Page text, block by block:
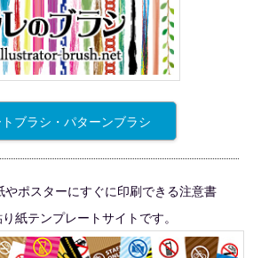
ブラシ・パターンブラシ
やポスターにすぐに印刷できる注意書
紙テンプレートサイトです。